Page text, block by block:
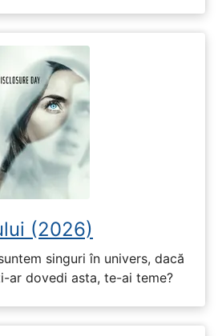
(2026)
singuri în univers, dacă
ar dovedi asta, te-ai teme?